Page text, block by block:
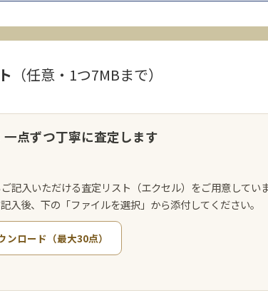
（任意・1つ7MBまで）
点ずつ丁寧に査定します
記入いただける査定リスト（エクセル）をご用意してい
入後、下の「ファイルを選択」から添付してください。
ロード（最大30点）